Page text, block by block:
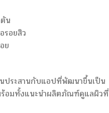
น
รอยสิว
ย
ประสานกับแอปที่พัฒนาขึ้นเป็น
ร้อมทั้งแนะนำผลิตภัณฑ์ดูแลผิวที่